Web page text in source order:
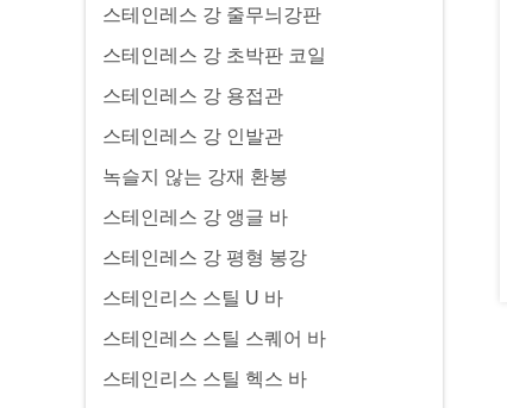
스테인레스 강 줄무늬강판
스테인레스 강 초박판 코일
스테인레스 강 용접관
스테인레스 강 인발관
녹슬지 않는 강재 환봉
스테인레스 강 앵글 바
스테인레스 강 평형 봉강
스테인리스 스틸 U 바
스테인레스 스틸 스퀘어 바
스테인리스 스틸 헥스 바